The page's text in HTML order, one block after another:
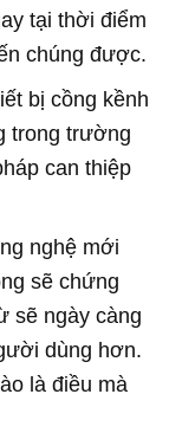
tại thời điểm
chúng được.
bị cồng kềnh
trong trường
can thiệp
nghệ mới
sẽ chứng
sẽ ngày càng
dùng hơn.
là điều mà